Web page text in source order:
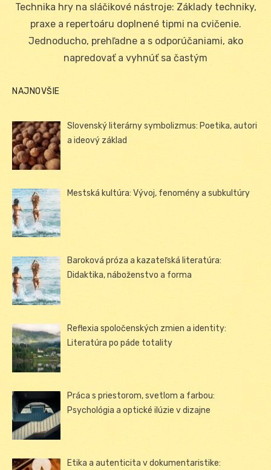
Technika hry na sláčikové nástroje: Základy techniky,
praxe a repertoáru doplnené tipmi na cvičenie.
Jednoducho, prehľadne a s odporúčaniami, ako
napredovať a vyhnúť sa častým
NAJNOVŠIE
Slovenský literárny symbolizmus: Poetika, autori
a ideový základ
Mestská kultúra: Vývoj, fenomény a subkultúry
Baroková próza a kazateľská literatúra:
Didaktika, náboženstvo a forma
Reflexia spoločenských zmien a identity:
Literatúra po páde totality
Práca s priestorom, svetlom a farbou:
Psychológia a optické ilúzie v dizajne
Etika a autenticita v dokumentaristike: